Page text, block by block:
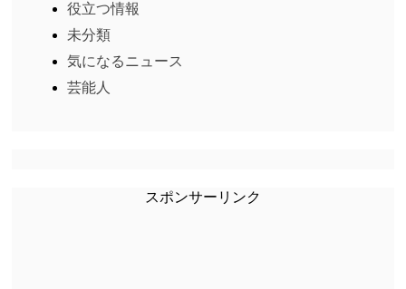
役立つ情報
未分類
気になるニュース
芸能人
スポンサーリンク